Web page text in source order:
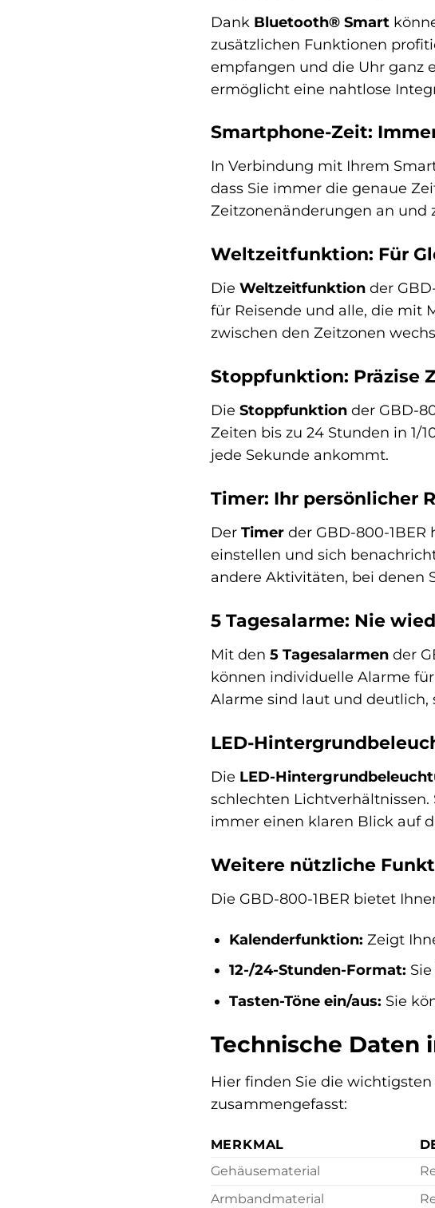
Dank Bluetooth® Smart
zusätzlichen Funktionen
empfangen und die Uhr ganz
ermöglicht eine nahtlose
Smartphone-Zeit:
In Verbindung mit Ihrem
dass Sie immer die genaue
Zeitzonenänderungen an und
Weltzeitfunktion: Für
Die Weltzeitfunktionder
für Reisende und alle, die mit
zwischen den Zeitzonen
Stoppfunktion: Präzise
Die Stoppfunktionder GBD-
Zeiten bis zu 24 Stunden in 1/
jede Sekunde ankommt.
Timer: Ihr persönlicher
Der Timerder GBD-800-1BER
einstellen und sich
andere Aktivitäten, bei denen
5 Tagesalarme: Nie
Mit den 5 Tagesalarmender
können individuelle Alarme
Alarme sind laut und deutlich,
LED-
Die LED-
schlechten
immer einen klaren Blick auf
Weitere nützliche
Die GBD-800-1BER bietet
Kalenderfunktion: Zeigt
12-/24-Stunden-Format:
Tasten-Töne ein/aus: Sie
Technische Daten
Hier finden Sie die
zusammengefasst:
MERKMAL
Gehäusematerial
Armbandmaterial